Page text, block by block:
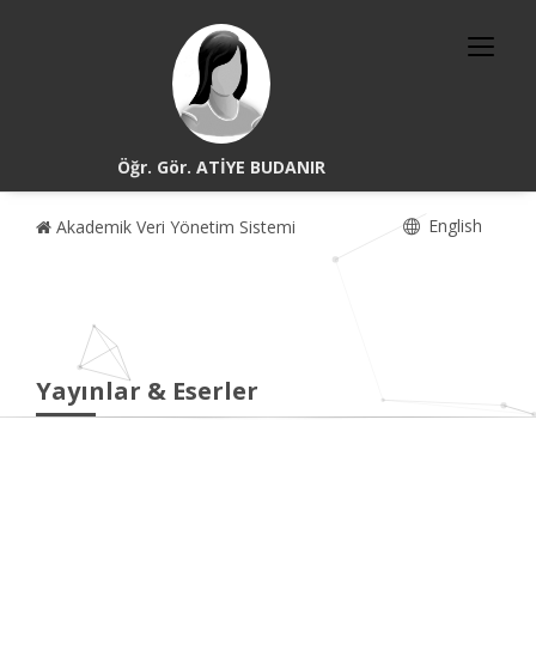
Öğr. Gör. ATİYE BUDANIR
Akademik Veri Yönetim Sistemi English
Yayınlar & Eserler